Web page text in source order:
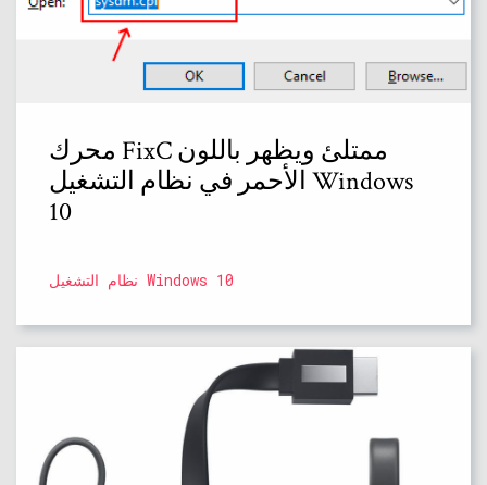
محرك FixC ممتلئ ويظهر باللون
الأحمر في نظام التشغيل Windows
10
نظام التشغيل Windows 10